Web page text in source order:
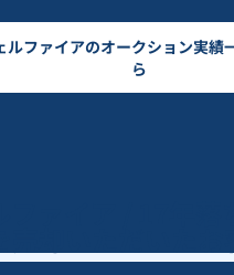
ルファイアのオークション実績
ら